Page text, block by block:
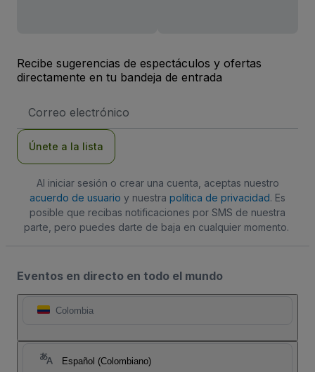
Recibe sugerencias de espectáculos y ofertas
directamente en tu bandeja de entrada
de
Únete a la lista
Al iniciar sesión o crear una cuenta, aceptas nuestro
acuerdo de usuario y nuestra política de privacidad. Es
posible que recibas notificaciones por SMS de nuestra
parte, pero puedes darte de baja en cualquier momento.
Eventos en directo en todo el mundo
Colombia
Español (Colombiano)